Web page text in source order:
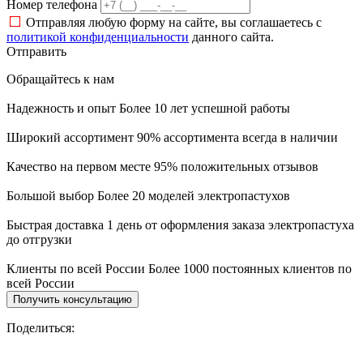
Номер телефона
Отправляя любую форму на сайте, вы соглашаетесь с
политикой конфиденциальности данного сайта.
Отправить
Обращайтесь к нам
Надежность и опыт Более 10 лет успешной работы
Широкий ассортимент 90% ассортимента всегда в наличии
Качество на первом месте 95% положительных отзывов
Большой выбор Более 20 моделей электропастухов
Быстрая доставка 1 день от оформления заказа электропастуха
до отгрузки
Клиенты по всей России Более 1000 постоянных клиентов по
всей России
Получить консультацию
Поделиться: